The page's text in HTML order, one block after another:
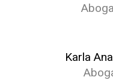
Karla